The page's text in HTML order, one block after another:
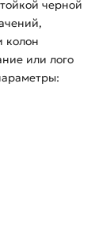
черной
колон
или лого